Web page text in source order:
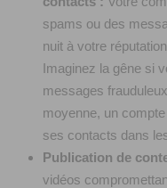
spams ou des
nuit à votre
Imaginez la gêne si
messages
moyenne, un
ses contacts dans
Publication de
vidéos